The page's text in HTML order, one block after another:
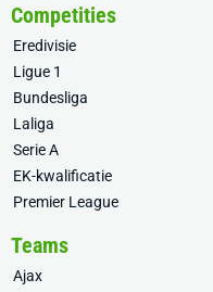
Competities
Eredivisie
Ligue 1
Bundesliga
Laliga
Serie A
EK-kwalificatie
Premier League
Teams
Ajax